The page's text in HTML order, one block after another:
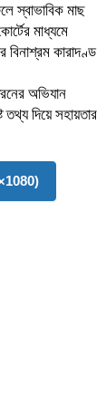
স্বাভাবিক মাছ
মাধ্যমে
কারাদণ্ড
অভিযান
তথ্য দিয়ে সহায়তার